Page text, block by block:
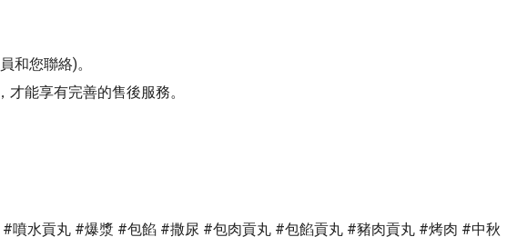
和您聯絡)。
能享有完善的售後服務。
水貢丸 #爆漿 #包餡 #撒尿 #包肉貢丸 #包餡貢丸 #豬肉貢丸 #烤肉 #中秋